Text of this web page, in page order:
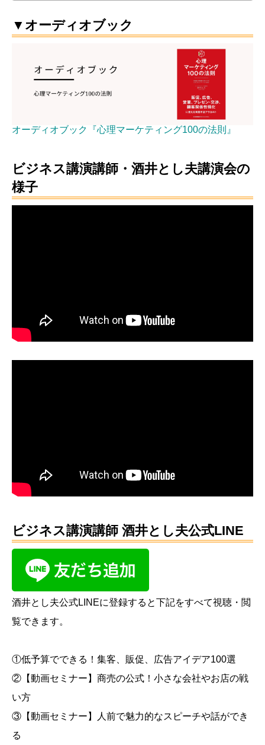
▼オーディオブック
オーディオブック『心理マーケティング100の法則』
ビジネス講演講師・酒井とし夫講演会の
様子
ビジネス講演講師 酒井とし夫公式LINE
酒井とし夫公式LINEに登録すると下記をすべて視聴・閲
覧できます。
①低予算でできる！集客、販促、広告アイデア100選
②【動画セミナー】商売の公式！小さな会社やお店の戦
い方
③【動画セミナー】人前で魅力的なスピーチや話ができ
る